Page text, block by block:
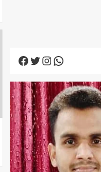
Facebook
Twitter
Instagram
WhatsApp